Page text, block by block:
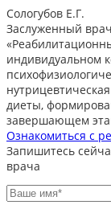
Сологубов Е.Г.
Заслуженный
индивидуальном
диеты,
завершающем
Ознакомиться с
Запишитесь
врача